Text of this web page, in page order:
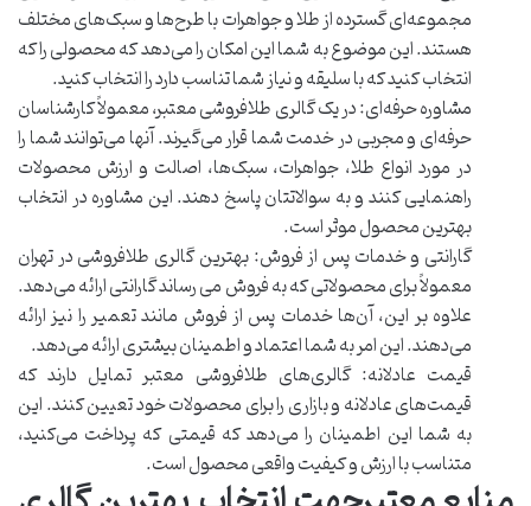
مجموعه‌ای گسترده از طلا و جواهرات با طرح‌ها و سبک‌های مختلف
هستند. این موضوع به شما این امکان را می‌دهد که محصولی را که
انتخاب کنید که با سلیقه و نیاز شما تناسب دارد را انتخاب کنید.
مشاوره حرفه‌ای: در یک گالری طلافروشی معتبر، معمولاً کارشناسان
حرفه‌ای و مجربی در خدمت شما قرار می‌گیرند. آنها می‌توانند شما را
در مورد انواع طلا، جواهرات، سبک‌ها، اصالت و ارزش محصولات
راهنمایی کنند و به سوالاتتان پاسخ دهند. این مشاوره در انتخاب
بهترین محصول موثر است.
گارانتی و خدمات پس از فروش: بهترین گالری طلافروشی در تهران
معمولاً برای محصولاتی که به فروش می رساند گارانتی ارائه می‌دهد.
علاوه بر این، آن‌ها خدمات پس از فروش مانند تعمیر را نیز ارائه
می‌دهند. این امر به شما اعتماد و اطمینان بیشتری ارائه می‌دهد.
قیمت عادلانه: گالری‌های طلافروشی معتبر تمایل دارند که
قیمت‌های عادلانه و بازاری را برای محصولات خود تعیین کنند. این
به شما این اطمینان را می‌دهد که قیمتی که پرداخت می‌کنید،
متناسب با ارزش و کیفیت واقعی محصول است.